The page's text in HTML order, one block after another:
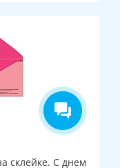
склейке. С днем